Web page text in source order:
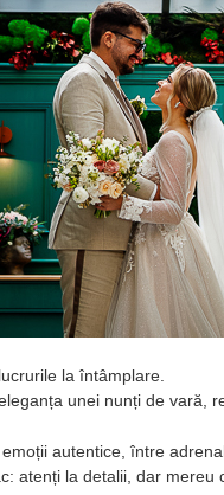
la întâmplare.
unei nunți de vară,
autentice, între
atenți la detalii, dar mereu